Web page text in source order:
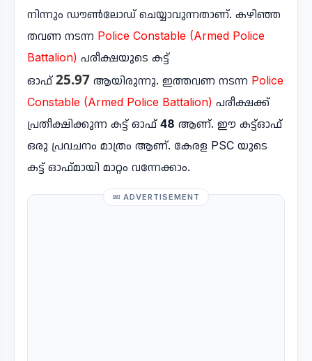
നിന്നും ഡൗൺലോഡ് ചെയ്യാവുന്നതാണ്. കഴിഞ്ഞ
തവണ നടന്ന Police Constable (Armed Police
Battalion) പരീക്ഷയുടെ കട്ട്
ഓഫ് 25.97 ആയിരുന്നു. ഇത്തവണ നടന്ന Police
Constable (Armed Police Battalion) പരീക്ഷക്ക്
പ്രതീക്ഷിക്കുന്ന കട്ട് ഓഫ് 48 ആണ്. ഈ കട്ട്ഓഫ്
ഒരു പ്രവചനം മാത്രം ആണ്. കേരള PSC യുടെ
കട്ട് ഓഫ്മായി മാറ്റം വന്നേക്കാം.
ADVERTISEMENT